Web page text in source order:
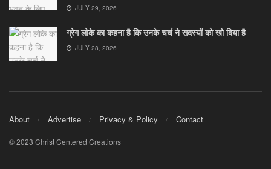
JULY 29, 2026
ग्रेग लोके का कहना है कि उनके चर्च ने सदस्यों को खो दिया है
JULY 28, 2026
About Advertise Privacy & Policy Contact
© 2023 Christ Centered Creations